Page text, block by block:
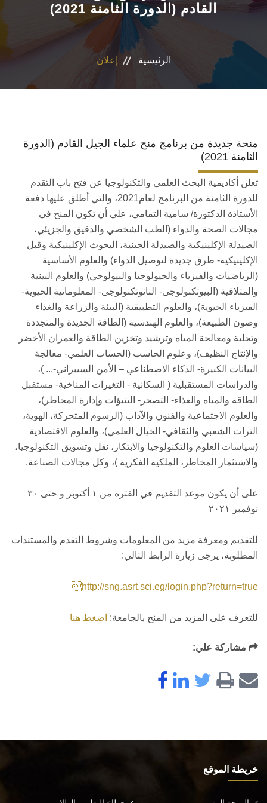
المجلات العلمية
القادم (الدورة الثامنة 2021)
الرئيسية إعلان
منحة جديدة من برنامج منح علماء الجيل القادم (الدورة
الثامنة 2021)
تعلن أكاديمية البحث العلمي والتكنولوجيا عن فتح باب التقدم
للدورة الثامنة من البرنامج لعام2021، والتي أطلق عليها دفعة
الأستاذة الدكتورة/ سامية التمامي، علي أن تكون المنح في
مجالات الصحة والدواء (الطب الشخصي والدقيق والجزيئي،
الصيدلة الإكلينيكية والصيدلة الجينية، البحوث الإكلينيكية وقبل
الإكلينيكية- طرق جديدة لتوصيل الدواء) والعلوم الأساسية
(الرياضيات والفيزياء والجيولوجيا والبيولوجي) والعلوم البينية
والمتلاقية (البيوتكنولوجى- النانوتكنولوجى- المعلوماتية الحيوية-
الفيزياء الحيوية)، والعلوم التطبيقية (البيئة والزراعة والغذاء
وصون الطبيعة)، والعلوم الهندسية (الطاقة الجديدة والمتجددة
وتحلية ومعالجة المياه وترشيد وتخزين الطاقة والعمران الأخضر
والإنتاج النظيف)، وعلوم الحاسب (الحساب العلمي- معالجة
البيانات الكبيرة- الذكاء الاصطناعي – الأمن السيبراني-... )،
والدراسات المستقبلية ( السكانية - التغيرات المناخية- مستقبل
الطاقة والمياه والغذاء- التصحر- التنبؤات وإدارة المخاطر)،
والعلوم الاجتماعية والفنون والآداب (الرسوم المتحركة، الهوية،
التراث الشعبي والثقافي- الخيال العلمي)، والعلوم الاقتصادية
(سياسات العلوم والتكنولوجيا والابتكار، نقل وتسويق التكنولوجيا،
والاستثمار المخاطر، الملكية الفكرية )، وكل مجالات الصناعة.
على أن يكون موعد التقديم في الفترة من ١ أكتوبر و حتى ٣٠
نوفمبر ٢٠٢١
للتقديم ومعرفة مزيد من المعلومات وشروط التقدم والمستندات
المطلوبة، يرجى زيارة الرابط التالي:
http://sng.asrt.sci.eg/login.php?return=true
للتعرف على المزيد من المنح بالجامعة: اضغط هنا
مشاركة علي:
خريطة الموقع